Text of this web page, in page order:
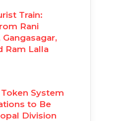
Train:
Rani
Ram Lalla
System
to Be
Division